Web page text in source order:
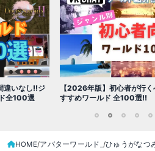
ャンル別お
【2026年版】初心者必見!!
VRChatアバター（アバター
HOME アバターワールド_ ひゅうがなつ